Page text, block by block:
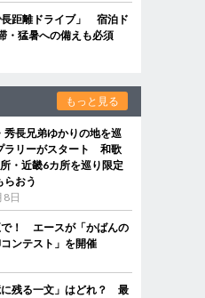
距離ドライブ」 宿泊ド
・猛暑への備えも必須
もっと見る
秀長兄弟ゆかりの地を巡
ラリーがスタート 和歌
・近畿6カ所を巡り限定
らおう
日
！ エースが「かばんの
ンテスト」を開催
残る一文」はどれ？ 最